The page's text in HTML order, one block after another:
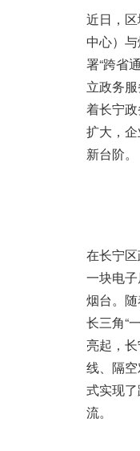
近日，
中心）
署“跨省
立政务
着长宁政
扩大，
新台阶。
在长宁
一块电
烟台。
长三角“
亮起，
线、隔空
式实现了
流。